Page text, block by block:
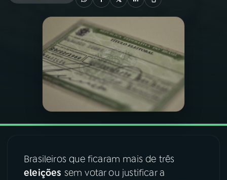
PROGRAMAÇÃO
PROGRAMAS
PODCASTS
06VIDEOCASTS
07ÚLTIMAS
Brasileiros que ficaram mais de três
eleições sem votar ou justificar a